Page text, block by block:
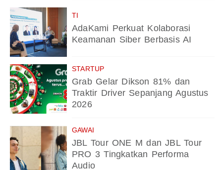
TI
AdaKami Perkuat Kolaborasi
Keamanan Siber Berbasis AI
STARTUP
Grab Gelar Dikson 81% dan
Traktir Driver Sepanjang Agustus
2026
GAWAI
JBL Tour ONE M dan JBL Tour
PRO 3 Tingkatkan Performa
Audio